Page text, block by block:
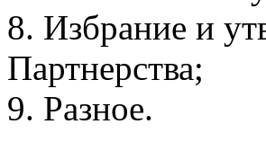
8. Избрание и
Партнерства;
9. Разное.